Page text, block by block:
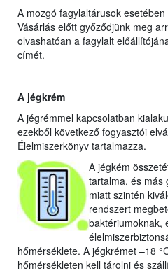
A mozgó fagylaltárusok
Vásárlás előtt győződjünk meg
olvashatóan a fagylalt
címét.
A jégkrém
A jégrémmel kapcsolatban
ezekből következő fogyasztói
Élelmiszerkönyv tartalmazza.
A jégkém
tartalma, és más
miatt szintén
rendszert
baktériumoknak,
hőmérséklete. A jégkrémet –18
hőmérsékleten kell tárolni és